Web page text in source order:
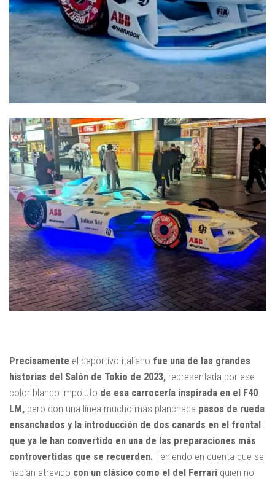
Precisamente el deportivo italiano fue una de las grandes
historias del Salón de Tokio de 2023, representada por ese
color blanco impoluto de esa carrocería inspirada en el F40
LM, pero con una línea mucho más planchada pasos de rueda
ensanchados y la introducción de dos canards en el frontal
que ya le han convertido en una de las preparaciones más
controvertidas que se recuerden. Teniendo en cuenta que se
habían atrevido con un clásico como el del Ferrari quién no